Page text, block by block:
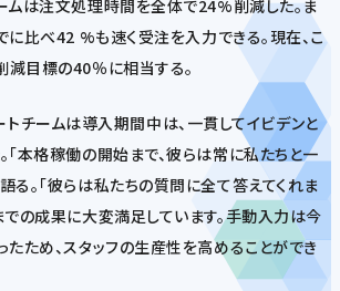
ムは注文処理時間を全体で24%削減した。ま
に比べ42 %も速く受注を入力できる。現在、こ
目標の40％に相当する。
チームは導入期間中は、一貫してイビデンと
「本格稼働の開始まで、彼らは常に私たちと一
る。「彼らは私たちの質問に全て答えてくれま
での成果に大変満足しています。手動入力は今
たため、スタッフの生産性を高めることができ